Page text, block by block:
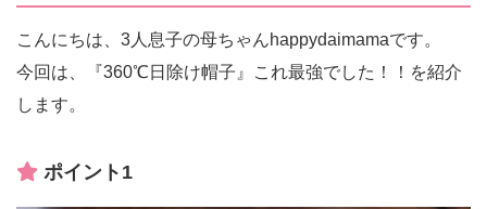
こんにちは、3人息子の母ちゃんhappydaimamaです。
今回は、『360℃日除け帽子』これ最強でした！！を紹介
します。
ポイント1